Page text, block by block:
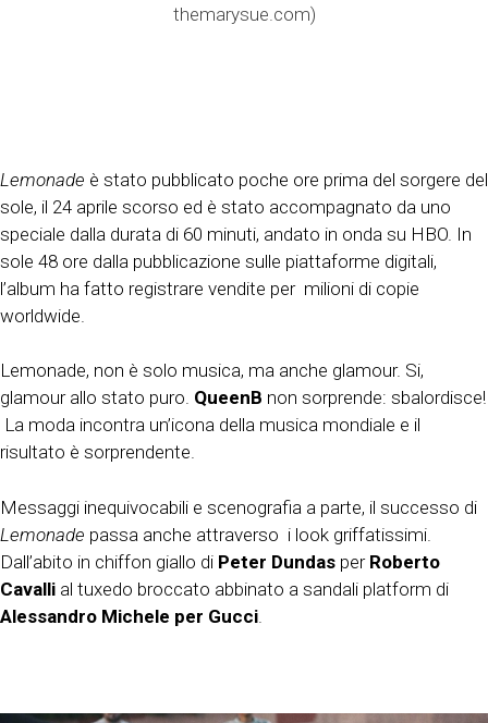
themarysue.com)
Lemonade è stato pubblicato poche ore prima del sorgere del
sole, il 24 aprile scorso ed è stato accompagnato da uno
speciale dalla durata di 60 minuti, andato in onda su HBO. In
sole 48 ore dalla pubblicazione sulle piattaforme digitali,
l’album ha fatto registrare vendite per milioni di copie
worldwide.
Lemonade, non è solo musica, ma anche glamour. Si,
glamour allo stato puro. QueenB non sorprende: sbalordisce!
La moda incontra un’icona della musica mondiale e il
risultato è sorprendente.
Messaggi inequivocabili e scenografia a parte, il successo di
Lemonade passa anche attraverso i look griffatissimi.
Dall’abito in chiffon giallo di Peter Dundas per Roberto
Cavalli al tuxedo broccato abbinato a sandali platform di
Alessandro Michele per Gucci